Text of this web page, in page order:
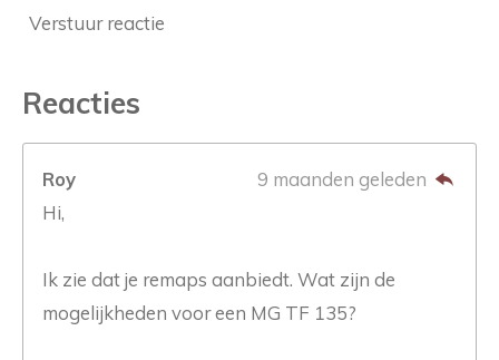
Verstuur reactie
Reacties
Roy
9 maanden geleden
Hi,
Ik zie dat je remaps aanbiedt. Wat zijn de
mogelijkheden voor een MG TF 135?